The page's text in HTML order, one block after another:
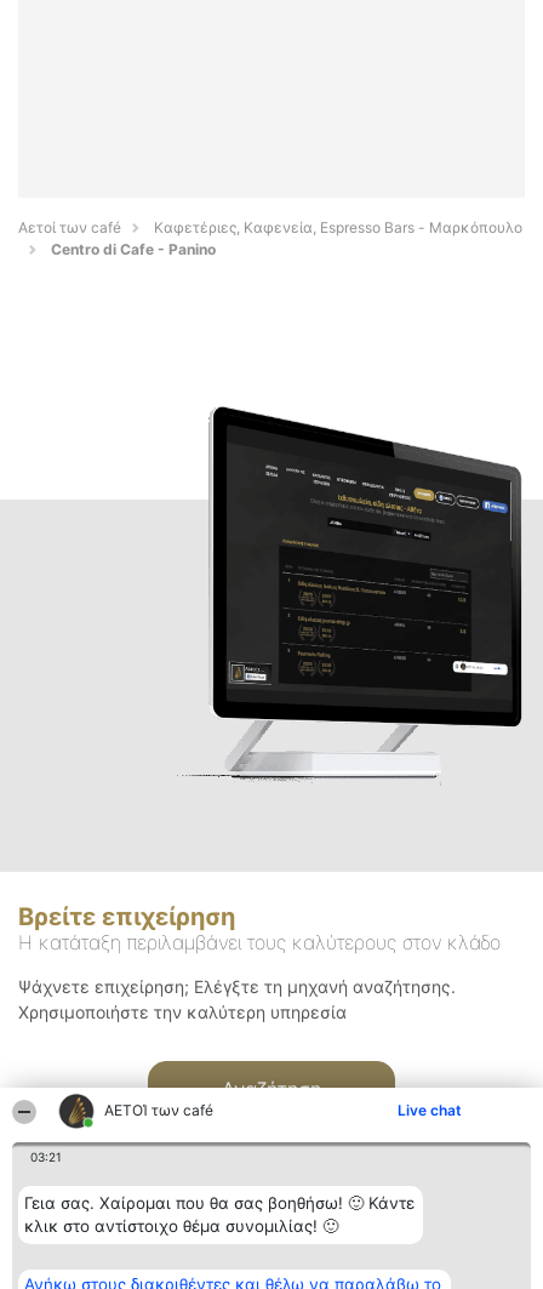
ΑΕΤΟΊ των café Live chat
03:21
Γεια σας. Χαίρομαι που θα σας βοηθήσω! 🙂 Κάντε
κλικ στο αντίστοιχο θέμα συνομιλίας! 🙂
Ανήκω στους διακριθέντες και θέλω να παραλάβω το
Αετοί των café
Καφετέριες, Καφενεία, Espresso Bars - Μαρκόπουλο
Centro di Cafe - Panino
Βρείτε επιχείρηση
Η κατάταξη περιλαμβάνει τους καλύτερους στον κλάδο
Ψάχνετε επιχείρηση; Ελέγξτε τη μηχανή αναζήτησης.
Χρησιμοποιήστε την καλύτερη υπηρεσία
Αναζήτηση
Διοργανωτής της
κατάταξης
Κατάταξη
Διακριθέντες
Επικοινωνία
Επικοινωνία